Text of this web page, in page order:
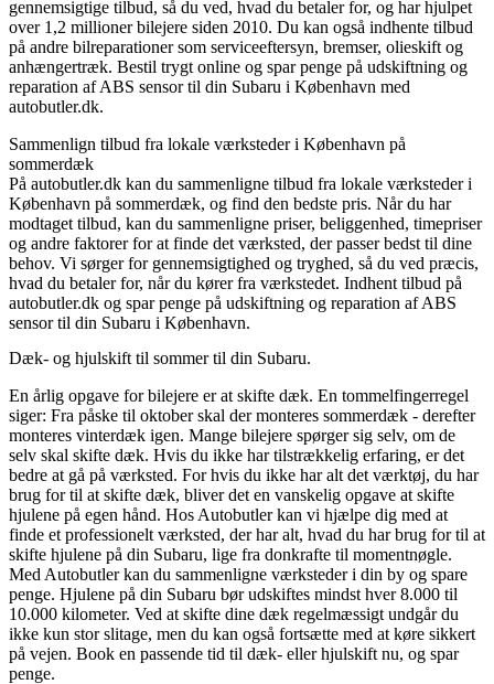
gennemsigtige tilbud, så du ved, hvad du betaler for, og har hjulpet
over 1,2 millioner bilejere siden 2010. Du kan også indhente tilbud
på andre bilreparationer som serviceeftersyn, bremser, olieskift og
anhængertræk. Bestil trygt online og spar penge på udskiftning og
reparation af ABS sensor til din Subaru i København med
autobutler.dk.
Sammenlign tilbud fra lokale værksteder i København på
sommerdæk
På autobutler.dk kan du sammenligne tilbud fra lokale værksteder i
København på sommerdæk, og find den bedste pris. Når du har
modtaget tilbud, kan du sammenligne priser, beliggenhed, timepriser
og andre faktorer for at finde det værksted, der passer bedst til dine
behov. Vi sørger for gennemsigtighed og tryghed, så du ved præcis,
hvad du betaler for, når du kører fra værkstedet. Indhent tilbud på
autobutler.dk og spar penge på udskiftning og reparation af ABS
sensor til din Subaru i København.
Dæk- og hjulskift til sommer til din Subaru.
En årlig opgave for bilejere er at skifte dæk. En tommelfingerregel
siger: Fra påske til oktober skal der monteres sommerdæk - derefter
monteres vinterdæk igen. Mange bilejere spørger sig selv, om de
selv skal skifte dæk. Hvis du ikke har tilstrækkelig erfaring, er det
bedre at gå på værksted. For hvis du ikke har alt det værktøj, du har
brug for til at skifte dæk, bliver det en vanskelig opgave at skifte
hjulene på egen hånd. Hos Autobutler kan vi hjælpe dig med at
finde et professionelt værksted, der har alt, hvad du har brug for til at
skifte hjulene på din Subaru, lige fra donkrafte til momentnøgle.
Med Autobutler kan du sammenligne værksteder i din by og spare
penge. Hjulene på din Subaru bør udskiftes mindst hver 8.000 til
10.000 kilometer. Ved at skifte dine dæk regelmæssigt undgår du
ikke kun stor slitage, men du kan også fortsætte med at køre sikkert
på vejen. Book en passende tid til dæk- eller hjulskift nu, og spar
penge.